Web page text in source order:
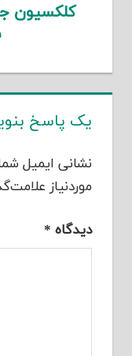
کلکسیون
یک پاسخ
نشانی ایمیل
موردنیاز
دیدگاه *